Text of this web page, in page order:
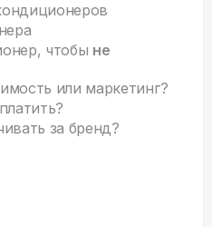
чтобы не
или маркетинг?
за бренд?